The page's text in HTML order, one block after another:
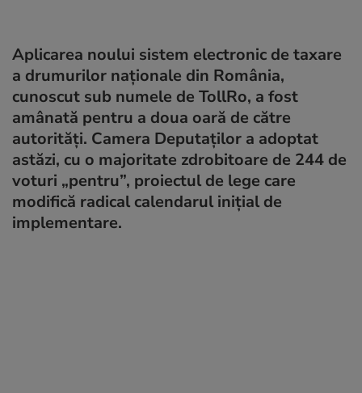
Aplicarea noului sistem electronic de taxare
a drumurilor naționale din România,
cunoscut sub numele de TollRo, a fost
amânată pentru a doua oară de către
autorități. Camera Deputaților a adoptat
astăzi, cu o majoritate zdrobitoare de 244 de
voturi „pentru”, proiectul de lege care
modifică radical calendarul inițial de
implementare.